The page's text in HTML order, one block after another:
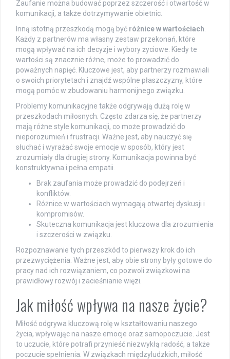
Zaufanie można budować poprzez szczerość i otwartość w
komunikacji, a także dotrzymywanie obietnic.
Inną istotną przeszkodą mogą być różnice w wartościach
Każdy z partnerów ma własny zestaw przekonań, które
mogą wpływać na ich decyzje i wybory życiowe. Kiedy te
wartości są znacznie różne, może to prowadzić do
poważnych napięć. Kluczowe jest, aby partnerzy rozmawiali
o swoich priorytetach i znajdź wspólne płaszczyzny, które
mogą pomóc w zbudowaniu harmonijnego związku.
Problemy komunikacyjne także odgrywają dużą rolę w
przeszkodach miłosnych. Często zdarza się, że partnerzy
mają różne style komunikacji, co może prowadzić do
nieporozumień i frustracji. Ważne jest, aby nauczyć się
słuchać i wyrażać swoje emocje w sposób, który jest
zrozumiały dla drugiej strony. Komunikacja powinna być
konstruktywna i pełna empatii.
Brak zaufania może prowadzić do podejrzeń i
konfliktów.
Różnice w wartościach wymagają otwartej dyskusji i
kompromisów.
Skuteczna komunikacja jest kluczowa dla zrozumienia
i szczerości w związku.
Rozpoznawanie tych przeszkód to pierwszy krok do ich
przezwyciężenia. Ważne jest, aby obie strony były gotowe do
pracy nad ich rozwiązaniem, co pozwoli związkowi na
prawidłowy rozwój i zacieśnianie więzi.
Jak miłość wpływa na nasze życie?
Miłość odgrywa kluczową rolę w kształtowaniu naszego
życia, wpływając na nasze emocje oraz samopoczucie. Jest
to uczucie, które potrafi przynieść niezwykłą radość, a także
poczucie spełnienia. W związkach międzyludzkich, miłość